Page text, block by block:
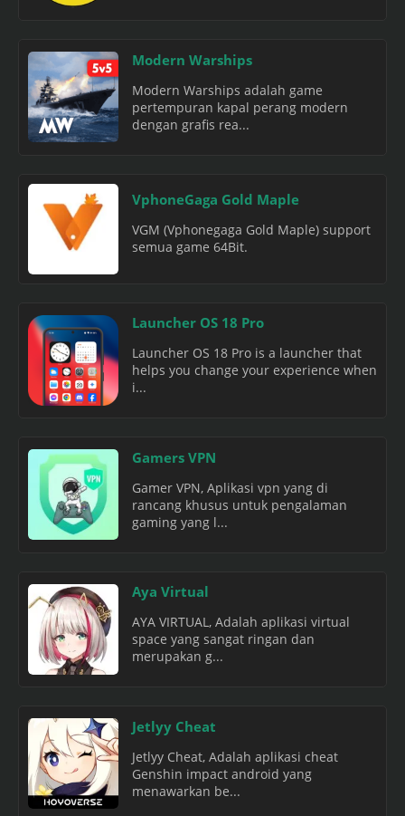
Modern Warships
Modern Warships adalah game
pertempuran kapal perang modern
dengan grafis rea...
VphoneGaga Gold Maple
VGM (Vphonegaga Gold Maple) support
semua game 64Bit.
Launcher OS 18 Pro
Launcher OS 18 Pro is a launcher that
helps you change your experience when
i...
Gamers VPN
Gamer VPN, Aplikasi vpn yang di
rancang khusus untuk pengalaman
gaming yang l...
Aya Virtual
AYA VIRTUAL, Adalah aplikasi virtual
space yang sangat ringan dan
merupakan g...
Jetlyy Cheat
Jetlyy Cheat, Adalah aplikasi cheat
Genshin impact android yang
menawarkan be...